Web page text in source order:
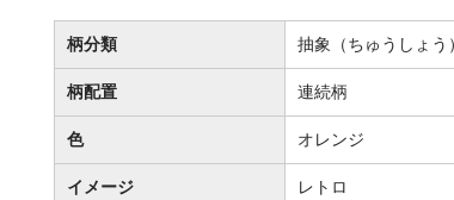
柄分類 抽象（ちゅうしょう
柄配置 連続柄
色 オレンジ
イメージ レトロ